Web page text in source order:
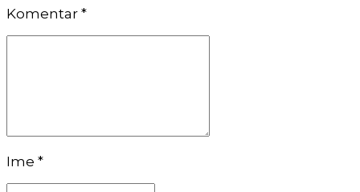
Komentar *
Ime *